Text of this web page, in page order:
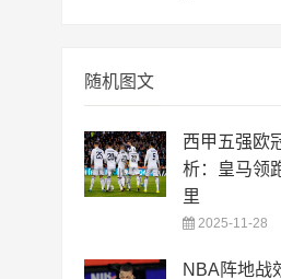
随机图文
西甲五强欧
析：皇马领
里
2025-11-28
NBA阵地战